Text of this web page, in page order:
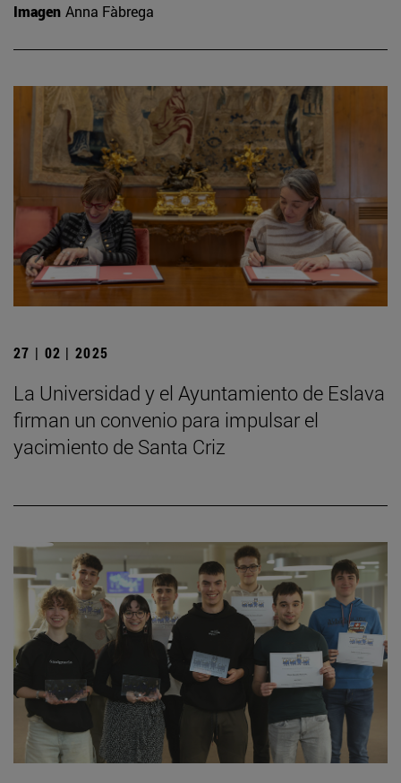
Imagen Anna Fàbrega
27 | 02 | 2025
La Universidad y el Ayuntamiento de Eslava
firman un convenio para impulsar el
yacimiento de Santa Criz